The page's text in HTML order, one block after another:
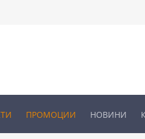
ПРОМОЦИИ НОВИНИ